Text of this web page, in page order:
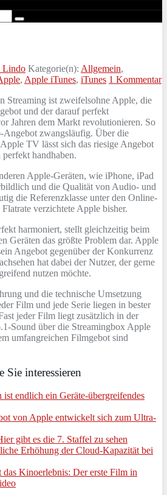
Lindo Kategorie(n): Allgemein,
, Apple iTunes, iTunes 1 Kommentar
Streaming ist zweifelsohne Apple, die
und der darauf perfekt
Jahren dem Markt revolutionieren. So
zwangsläufig. Über die
TV lässt sich das riesige Angebot
handhaben.
Apple-Geräten, wie iPhone, iPad
und die Qualität von Audio- und
die Referenzklasse unter den Online-
verzichtete Apple bisher.
harmoniert, stellt gleichzeitig beim
Geräten das größte Problem dar. Apple
Angebot gegenüber der Konkurrenz
hat dabei der Nutzer, der gerne
nutzen möchte.
und die technische Umsetzung
Film und jede Serie liegen in bester
jeder Film liegt zusätzlich in der
Sound über die Streamingbox Apple
umfangreichen Filmgebot sind
Sie interessieren
endlich ein Geräte-übergreifendes
von Apple entwickelt sich zum Ultra-
gibt es die 7. Staffel zu sehen
Erhöhung der Cloud-Kapazität bei
Kinoerlebnis: Der erste Film in